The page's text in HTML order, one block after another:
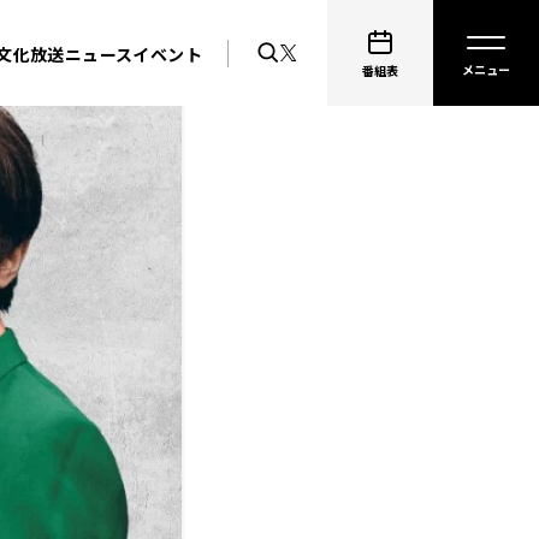
化放送ニュースイベント
番組表